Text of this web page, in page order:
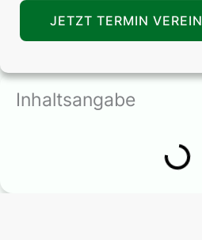
JETZT TERMIN
Inhaltsangabe